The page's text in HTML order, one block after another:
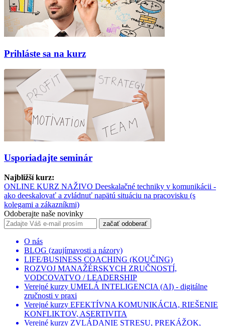
Prihláste sa na kurz
Usporiadajte seminár
Najbližší kurz:
ONLINE KURZ NAŽIVO Deeskalačné techniky v komunikácii -
ako deeskalovať a zvládnuť napätú situáciu na pracovisku (s
kolegami a zákazníkmi)
Odoberajte naše novinky
začať odoberať
O nás
BLOG (zaujímavosti a názory)
LIFE/BUSINESS COACHING (KOUČING)
ROZVOJ MANAŽÉRSKYCH ZRUČNOSTÍ,
VODCOVATVO / LEADERSHIP
Verejné kurzy UMELÁ INTELIGENCIA (AI) - digitálne
zručnosti v praxi
Verejné kurzy EFEKTÍVNA KOMUNIKÁCIA, RIEŠENIE
KONFLIKTOV, ASERTIVITA
Verejné kurzy ZVLÁDANIE STRESU, PREKÁŽOK,